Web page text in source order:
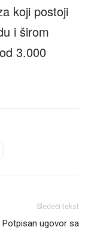
koji postoji
i širom
3.000
Sledeći tekst
ugovor sa